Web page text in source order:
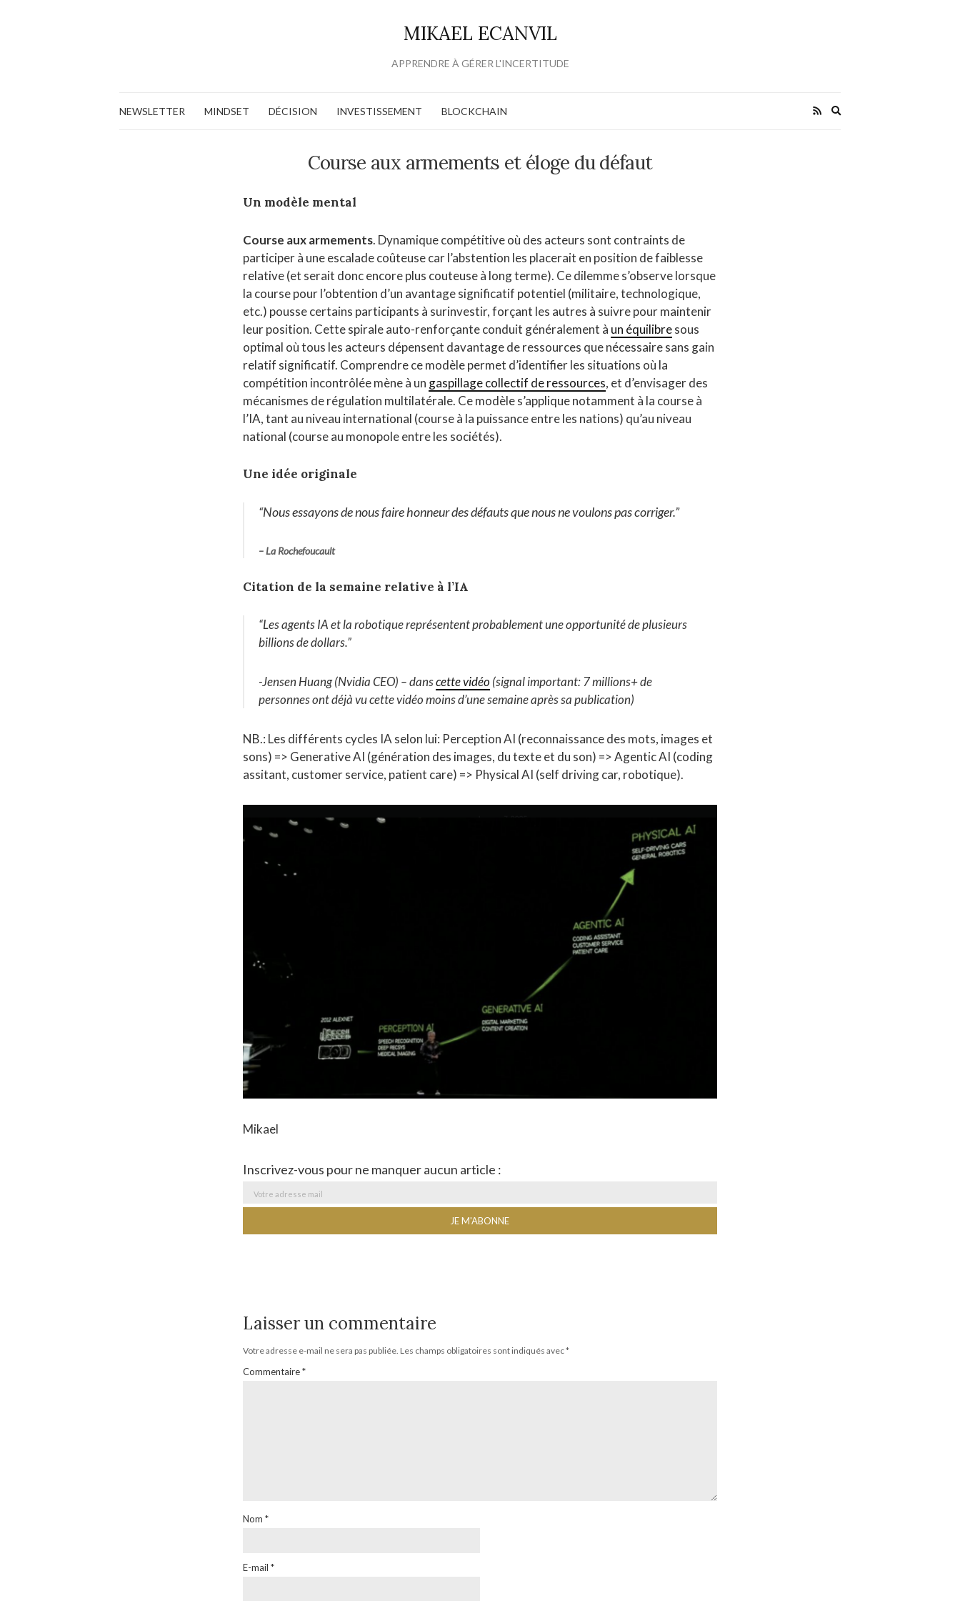
MIKAEL ECANVIL
APPRENDRE À GÉRER L'INCERTITUDE
NEWSLETTER MINDSET DÉCISION INVESTISSEMENT BLOCKCHAIN
Course aux armements et éloge du défaut
Un modèle mental
Course aux armements. Dynamique compétitive où des acteurs sont contraints de
participer à une escalade coûteuse car l’abstention les placerait en position de faiblesse
relative (et serait donc encore plus couteuse à long terme). Ce dilemme s’observe lorsque
la course pour l’obtention d’un avantage significatif potentiel (militaire, technologique,
etc.) pousse certains participants à surinvestir, forçant les autres à suivre pour maintenir
leur position. Cette spirale auto-renforçante conduit généralement à un équilibresous
optimal où tous les acteurs dépensent davantage de ressources que nécessaire sans gain
relatif significatif. Comprendre ce modèle permet d’identifier les situations où la
compétition incontrôlée mène à un gaspillage collectif de ressources, et d’envisager des
mécanismes de régulation multilatérale. Ce modèle s’applique notamment à la course à
l’IA, tant au niveau international (course à la puissance entre les nations) qu’au niveau
national (course au monopole entre les sociétés).
Une idée originale
“Nous essayons de nous faire honneur des défauts que nous ne voulons pas corriger.”
–La Rochefoucault
Citation de la semaine relative à l’IA
“Les agents IA et la robotique représentent probablement une opportunité de plusieurs
billions de dollars.”
-Jensen Huang (Nvidia CEO) – danscette vidéo (signal important: 7 millions+ de
personnes ont déjà vu cette vidéo moins d’une semaine après sa publication)
NB.: Les différents cycles IA selon lui: Perception AI (reconnaissance des mots, images et
sons) => Generative AI (génération des images, du texte et du son) => Agentic AI (coding
assitant, customer service, patient care) => Physical AI (self driving car, robotique).
Mikael
Inscrivez-vous pour ne manquer aucun article :
Laisser un commentaire
Votre adresse e-mail ne sera pas publiée. Les champs obligatoires sont indiqués avec*
Commentaire*
Nom*
E-mail*